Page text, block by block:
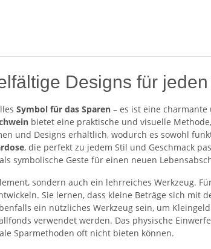
Designs für
Symbol für das Sparen – es ist eine
bietet eine praktische und visuelle
und Designs erhältlich, wodurch es sowohl
, die perfekt zu jedem Stil und Geschmack
symbolische Geste für einen neuen
sondern auch ein lehrreiches Werkzeug.
Sie lernen, dass kleine Beträge sich mit
ein nützliches Werkzeug sein, um
verwendet werden. Das physische
Sparmethoden oft nicht bieten können.